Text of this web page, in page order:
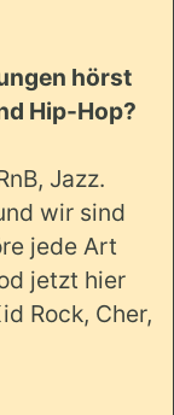
hörst
Hip-Hop?
Jazz.
wir sind
jede Art
jetzt hier
Rock, Cher,